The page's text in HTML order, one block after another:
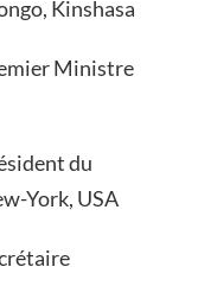
Kinshasa
Ministre
du
York, USA